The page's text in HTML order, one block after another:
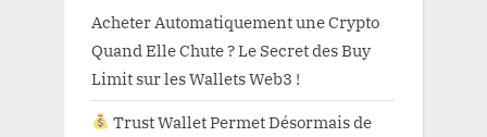
Acheter Automatiquement une Crypto
Quand Elle Chute ? Le Secret des Buy
Limit sur les Wallets Web3 !
Trust Wallet Permet Désormais de